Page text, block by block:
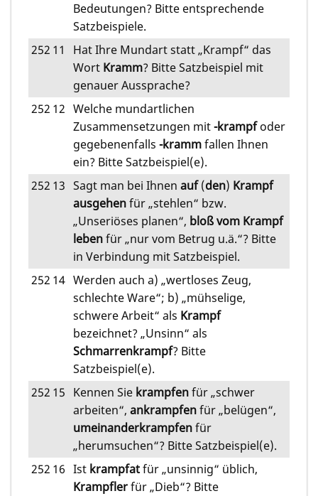
Bedeutungen? Bitte entsprechende
Satzbeispiele.
252 11
Hat Ihre Mundart statt „Krampf“ das
Wort Kramm? Bitte Satzbeispiel mit
genauer Aussprache?
252 12 Welche mundartlichen
Zusammensetzungen mit-krampfoder
gegebenenfalls -krammfallen Ihnen
ein? Bitte Satzbeispiel(e).
252 13 Sagt man bei Ihnen auf(den) Krampf
ausgehenfür „stehlen“ bzw.
„Unseriöses planen“, bloß vom Krampf
lebenfür „nur vom Betrug u.ä.“? Bitte
in Verbindung mit Satzbeispiel.
252 14 Werden auch a) „wertloses Zeug,
schlechte Ware“; b) „mühselige,
schwere Arbeit“ als Krampf
bezeichnet? „Unsinn“ als
Schmarrenkrampf? Bitte
Satzbeispiel(e).
252 15 Kennen Sie krampfenfür „schwer
arbeiten“, ankrampfenfür „belügen“,
umeinanderkrampfenfür
„herumsuchen“? Bitte Satzbeispiel(e).
252 16 Ist krampfatfür „unsinnig“ üblich,
Krampflerfür „Dieb“? Bitte